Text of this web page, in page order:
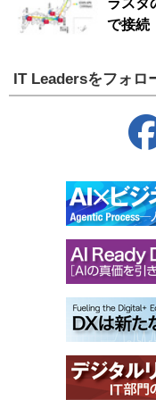
で接続
IT Leadersをフォロ